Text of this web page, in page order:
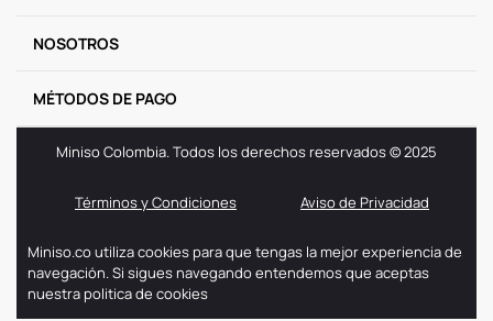
NOSOTROS
MÉTODOS DE PAGO
Miniso Colombia. Todos los derechos reservados © 2025
Términos y Condiciones Aviso de Privacidad
Miniso.co utiliza cookies para que tengas la mejor experiencia de
navegación. Si sigues navegando entendemos que aceptas
nuestra politica de cookies